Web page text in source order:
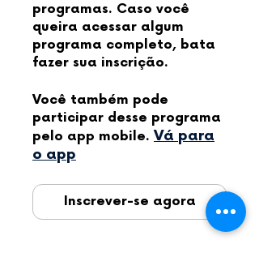
programas. Caso você
queira acessar algum
programa completo, bata
fazer sua inscrição.
Você também pode
participar desse programa
pelo app mobile. Vá para
o app
Inscrever-se agora